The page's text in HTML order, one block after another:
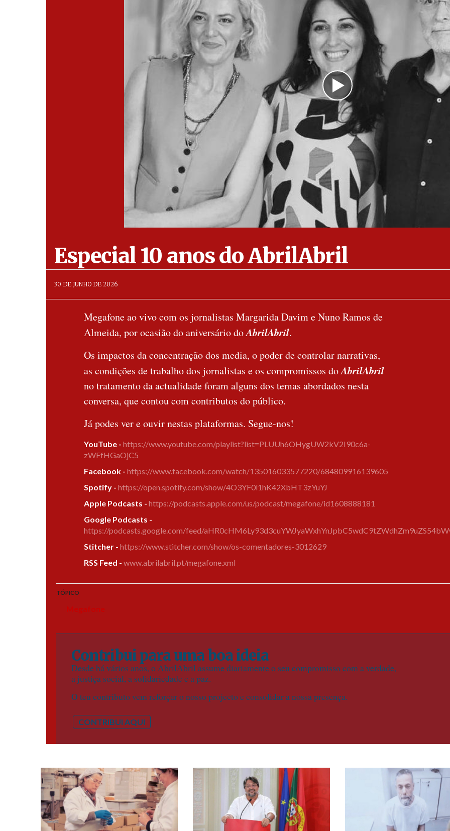
Especial 10 anos do AbrilAbril
30 DE JUNHO DE 2026
Megafone ao vivo com os jornalistas Margarida Davim e Nuno Ramos de
Almeida, por ocasião do aniversário doAbrilAbril.
Os impactos da concentração dos media, o poder de controlar narrativas,
as condições de trabalho dos jornalistas e os compromissos doAbrilAbril
no tratamento da actualidade foram alguns dos temas abordados nesta
conversa, que contou com contributos do público.
Já podes ver e ouvir nestas plataformas. Segue-nos!
YouTube - https://www.youtube.com/playlist?list=PLUUh6OHygUW2kV2I90c6a-
zWFfHGaOjC5
Facebook - https://www.facebook.com/watch/135016033577220/684809916139605
Spotify - https://open.spotify.com/show/4O3YF0l1hK42XbHT3zYuYJ
Apple Podcasts - https://podcasts.apple.com/us/podcast/megafone/id1608888181
Google Podcasts -
https://podcasts.google.com/feed/
Stitcher - https://www.stitcher.com/show/os-comentadores-3012629
RSS Feed - www.abrilabril.pt/megafone.xml
TÓPICO
Megafone
Contribui para uma boa ideia
Desde há vários anos, o AbrilAbril assume diariamente o seu compromisso com a verdade,
a justiça social, a solidariedade e a paz.
O teu contributo vem reforçar o nosso projecto e consolidar a nossa presença.
CONTRIBUI AQUI